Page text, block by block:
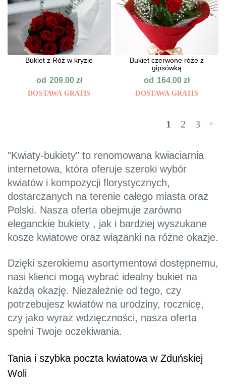
Bukiet z Róż w kryzie
od 209.00 zł
DOSTAWA GRATIS
Bukiet czerwone róże z
gipsówką
od 164.00zł
DOSTAWA GRATIS
1 2 3 »
"Kwiaty-bukiety" to renomowana kwiaciarnia
internetowa, która oferuje szeroki wybór
kwiatów i kompozycji florystycznych,
dostarczanych na terenie całego miasta oraz
Polski. Nasza oferta obejmuje zarówno
eleganckie bukiety , jak i bardziej wyszukane
kosze kwiatowe oraz wiązanki na różne okazje.
Dzięki szerokiemu asortymentowi dostępnemu,
nasi klienci mogą wybrać idealny bukiet na
każdą okazję. Niezależnie od tego, czy
potrzebujesz kwiatów na urodziny, rocznicę,
czy jako wyraz wdzięczności, nasza oferta
spełni Twoje oczekiwania.
Tania i szybka poczta kwiatowa w Zduńskiej
Woli